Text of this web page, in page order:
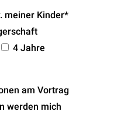
meiner Kinder*
4 Jahre
am Vortrag
werden mich